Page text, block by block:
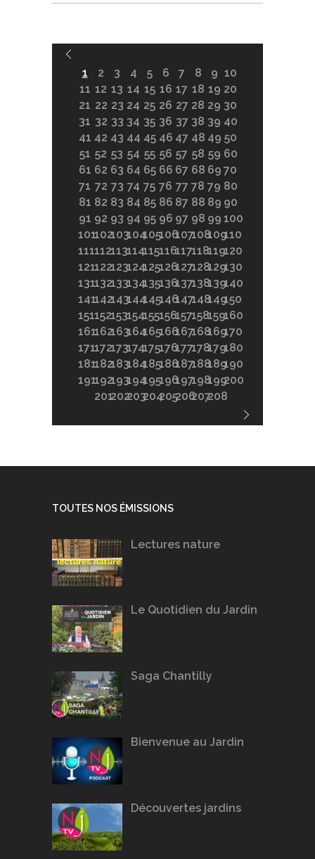
1 2 3 4 5 6 7 8 9 10
11 12 13 14 15 16 17 18 19 20
21 22 23 24 25 26 27 28 29 30
31 32 33 34 35 36 37 38 39 40
41 42 43 44 45 46 47 48 49 50
51 52 53 54 55 56 57 58 59 60
61 62 63 64 65 66 67 68 69 70
71 72 73 74 75 76 77 78 79 80
81 82 83 84 85 86 87 88 89 90
91 92 93 94 95 96 97 98 99 100
101102103104105106107108109110
111112113114115116117118119120
121122123124125126127128129130
131132133134135136137138139140
141142143144145146147148149150
151152153154155156157158159160
161162163164165166167168169170
171172173174175176177178179180
181182183184185186187188189190
191192193194195196197198199200
201202203204205206207208
TOUTES NOS ÉMISSIONS
Lectures nature
Le Quotidien du Jardin
Saga Chantilly
Bienvenue au Jardin
Découvertes jardins